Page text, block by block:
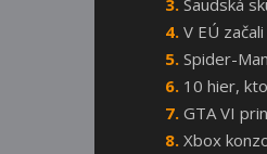
V EÚ
Spider-
10 hier,
GTA VI
Xbox